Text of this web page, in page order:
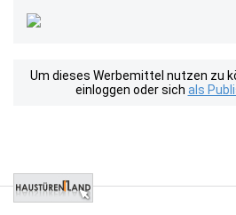
Um dieses Werbemittel nutzen zu
einloggen oder sich als